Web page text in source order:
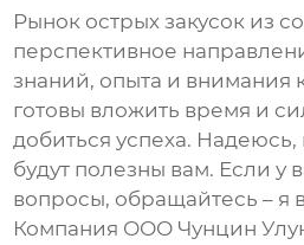
Рынок острых закусок из
перспективное
знаний, опыта и внимания
готовы вложить время и
добиться успеха.
будут полезны вам. Если у
вопросы, обращайтесь – я
Компания ООО Чунцин